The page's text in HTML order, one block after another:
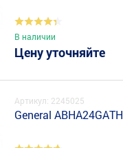
В наличии
Цену уточняйте
Артикул: 2245025
General ABHA24GATH